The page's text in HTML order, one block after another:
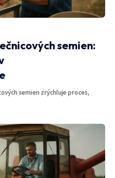
semien:
semien zrýchľuje proces,